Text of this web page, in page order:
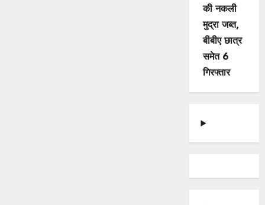
की नकली
मुद्रा जब्त,
बीबीए छात्र
समेत 6
गिरफ्तार